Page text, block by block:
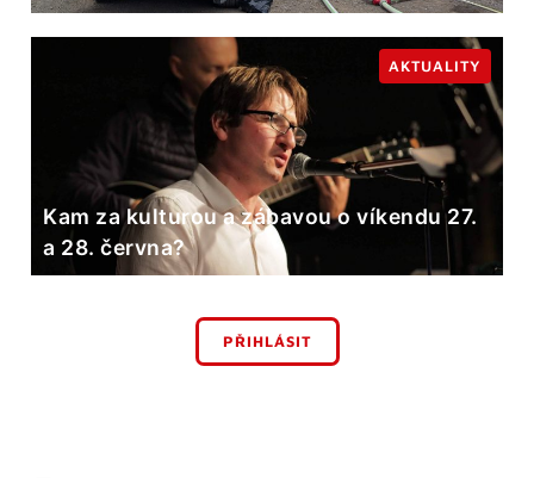
Kam za kulturou a zábavou o víkendu 27.
a 28. června?
AKTUALITY
PŘIHLÁSIT